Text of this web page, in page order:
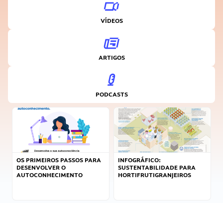
VÍDEOS
ARTIGOS
PODCASTS
OS PRIMEIROS PASSOS PARA
DESENVOLVER O
AUTOCONHECIMENTO
INFOGRÁFICO:
SUSTENTABILIDADE PARA
HORTIFRUTIGRANJEIROS